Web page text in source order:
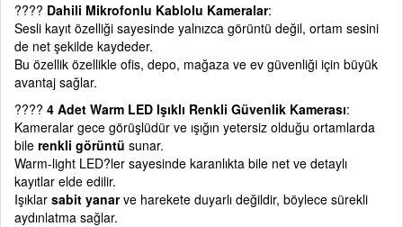
???? Dahili Mikrofonlu Kablolu Kameralar:
Sesli kayıt özelliği sayesinde yalnızca görüntü değil, ortam sesini
de net şekilde kaydeder.
Bu özellik özellikle ofis, depo, mağaza ve ev güvenliği için büyük
avantaj sağlar.
???? 4 Adet Warm LED Işıklı Renkli Güvenlik Kamerası:
Kameralar gece görüşlüdür ve ışığın yetersiz olduğu ortamlarda
bile renkli görüntü sunar.
Warm-light LED?ler sayesinde karanlıkta bile net ve detaylı
kayıtlar elde edilir.
Işıklar sabit yanarve harekete duyarlı değildir, böylece sürekli
aydınlatma sağlar.